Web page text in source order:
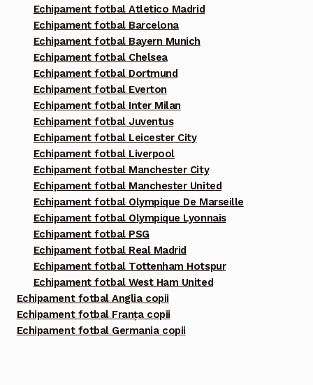
Echipament fotbal Atletico Madrid
Echipament fotbal Barcelona
Echipament fotbal Bayern Munich
Echipament fotbal Chelsea
Echipament fotbal Dortmund
Echipament fotbal Everton
Echipament fotbal Inter Milan
Echipament fotbal Juventus
Echipament fotbal Leicester City
Echipament fotbal Liverpool
Echipament fotbal Manchester City
Echipament fotbal Manchester United
Echipament fotbal Olympique De Marseille
Echipament fotbal Olympique Lyonnais
Echipament fotbal PSG
Echipament fotbal Real Madrid
Echipament fotbal Tottenham Hotspur
Echipament fotbal West Ham United
Echipament fotbal Anglia copii
Echipament fotbal Franța copii
Echipament fotbal Germania copii